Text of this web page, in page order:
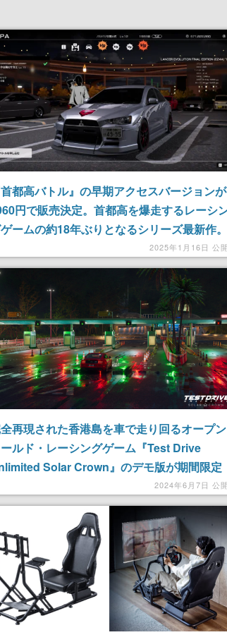
首都高バトル』の早期アクセスバージョンが
円で販売決定。首都高を爆走するレーシ
ームの約18年ぶりとなるシリーズ最新作。
2025年1月16日 公開
再現された香港島を車で走り回るオープン
ルド・レーシングゲーム『Test Drive
Solar Crown』のデモ版が期間限定
公開。期間は海外時間で6月17日まで2024年6月7日 公開